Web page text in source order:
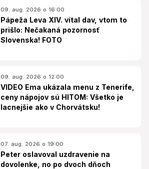
09. aug. 2026 o 16:00
Pápeža Leva XIV. vítal dav, vtom to
prišlo: Nečakaná pozornosť
Slovenska! FOTO
09. aug. 2026 o 12:00
VIDEO Ema ukázala menu z Tenerife,
ceny nápojov sú HITOM: Všetko je
lacnejšie ako v Chorvátsku!
07. aug. 2026 o 19:00
Peter oslavoval uzdravenie na
dovolenke, no po dvoch dňoch